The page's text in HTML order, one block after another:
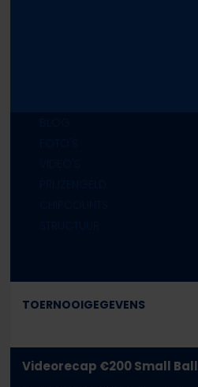
TOERNOOIGEGEVENS
Videorecap €200 Small Ball